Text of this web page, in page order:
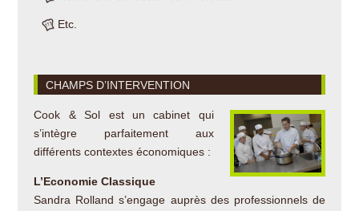
Etc.
CHAMPS D’INTERVENTION
Cook & Sol est un cabinet qui
s’intègre parfaitement aux
différents contextes économiques :
L’Economie Classique
Sandra Rolland s’engage auprès des professionnels de